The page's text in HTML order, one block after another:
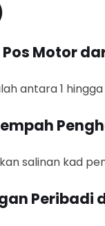
Motor
antara 1
salinan kad
Peribadi